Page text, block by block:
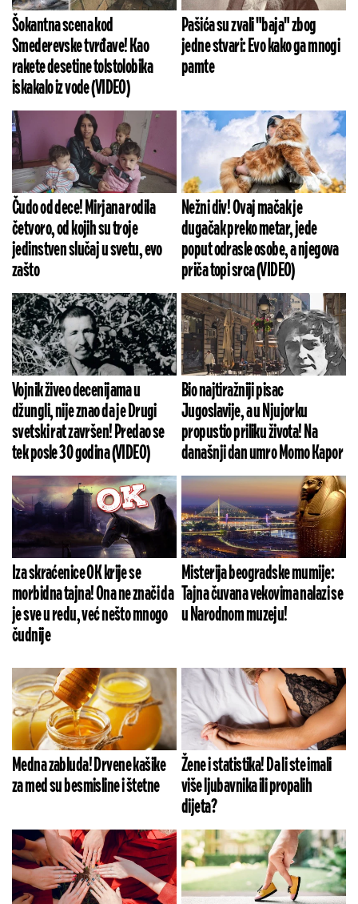
Šokantna scena kod
Smederevske tvrđave! Kao
rakete desetine tolstolobika
iskakalo iz vode (VIDEO)
Pašića su zvali "baja" zbog
jedne stvari: Evo kako ga mnogi
pamte
Čudo od dece! Mirjana rodila
četvoro, od kojih su troje
jedinstven slučaj u svetu, evo
zašto
Nežni div! Ovaj mačak je
dugačak preko metar, jede
poput odrasle osobe, a njegova
priča topi srca (VIDEO)
Vojnik živeo decenijama u
džungli, nije znao da je Drugi
svetski rat završen! Predao se
tek posle 30 godina (VIDEO)
Bio najtiražniji pisac
Jugoslavije, a u Njujorku
propustio priliku života! Na
današnji dan umro Momo Kapor
Iza skraćenice OK krije se
morbidna tajna! Ona ne znači da
je sve u redu, već nešto mnogo
čudnije
Misterija beogradske mumije:
Tajna čuvana vekovima nalazi se
u Narodnom muzeju!
Medna zabluda! Drvene kašike
za med su besmisline i štetne
Žene i statistika! Da li ste imali
više ljubavnika ili propalih
dijeta?